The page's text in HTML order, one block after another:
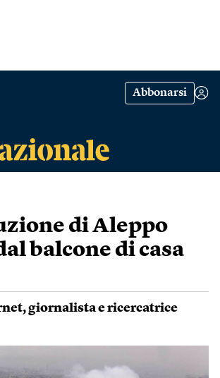
Abbonarsi
di Aleppo
balcone di casa
, giornalista e ricercatrice